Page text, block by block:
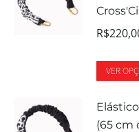
R$
VER
(65 cm